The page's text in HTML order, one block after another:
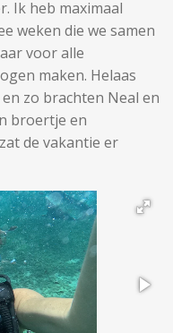
Ik heb maximaal
weken die we samen
voor alle
maken. Helaas
zo brachten Neal en
broertje en
de vakantie er